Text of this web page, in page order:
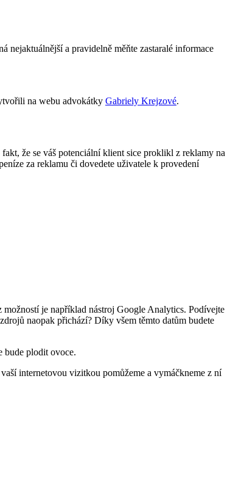
nejaktuálnější a pravidelně měňte zastaralé informace
na webu advokátky Gabriely Krejzové.
že se váš potenciální klient sice proklikl z reklamy na
za reklamu či dovedete uživatele k provedení
je například nástroj Google Analytics. Podívejte
naopak přichází? Díky všem těmto datům budete
bude plodit ovoce.
internetovou vizitkou pomůžeme a vymáčkneme z ní